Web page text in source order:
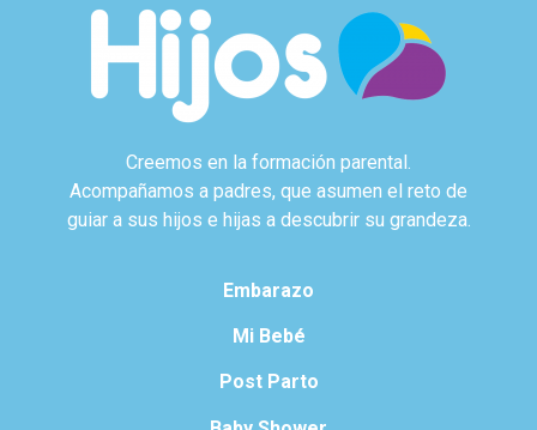
Creemos en la formación parental.
Acompañamos a padres, que asumen el reto de
guiar a sus hijos e hijas a descubrir su grandeza.
Embarazo
Mi Bebé
Post Parto